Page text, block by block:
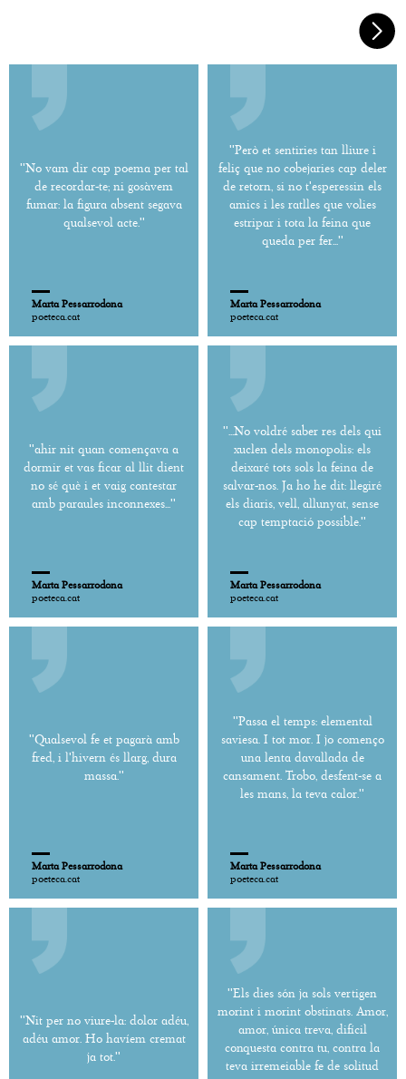
''No vam dir cap poema per tal
de recordar-te; ni gosàvem
fumar: la figura absent segava
qualsevol acte.''
Marta Pessarrodona
poeteca.cat
''Però et sentiries tan lliure i
feliç que no cobejaries cap deler
de retorn, si no t'esperessin els
amics i les ratlles que volies
estripar i tota la feina que
queda per fer...''
Marta Pessarrodona
poeteca.cat
''ahir nit quan començava a
dormir et vas ficar al llit dient
no sé què i et vaig contestar
amb paraules inconnexes...''
Marta Pessarrodona
poeteca.cat
''...No voldré saber res dels qui
xuclen dels monopolis: els
deixaré tots sols la feina de
salvar-nos. Ja ho he dit: llegiré
els diaris, vell, allunyat, sense
cap temptació possible.''
Marta Pessarrodona
poeteca.cat
''Qualsevol fe et pagarà amb
fred, i l'hivern és llarg, dura
massa.''
Marta Pessarrodona
poeteca.cat
''Passa el temps: elemental
saviesa. I tot mor. I jo començo
una lenta davallada de
cansament. Trobo, desfent-se a
les mans, la teva calor.''
Marta Pessarrodona
poeteca.cat
''Nit per no viure-la: dolor adéu,
adéu amor. Ho havíem cremat
ja tot.''
''Els dies són ja sols vertigen
morint i morint obstinats. Amor,
amor, única treva, difícil
conquesta contra tu, contra la
teva irremeiable fe de solitud